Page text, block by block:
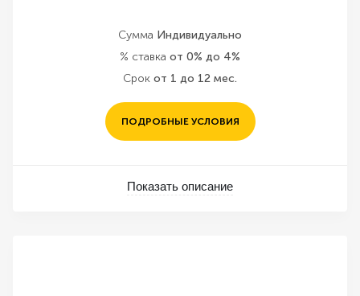
Сумма Индивидуально
% ставка от 0% до 4%
Срок от 1 до 12 мес.
ПОДРОБНЫЕ УСЛОВИЯ
Показать описание